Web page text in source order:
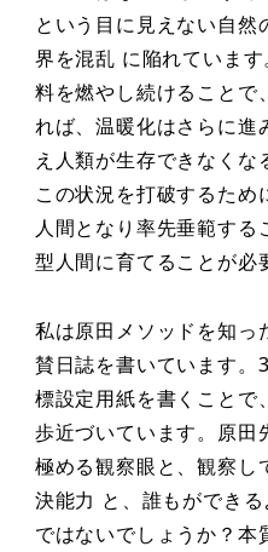
という目に見えない自
界を混乱 に陥れていま
料を燃やし続けることで
れば、温暖化はさらに進
え人類が生存できなくな
この状況を打破するため
人間となり率先垂範する
型人間に育てることが必
私は原田メソッドを知っ
賛日誌を書いています。
標設定用紙を書くことで
歩近づいています。原田
極める観察眼と、観察し
決能力 と、誰もができ
ではないでしょうか？本